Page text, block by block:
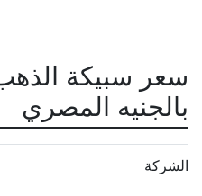
بالجنيه المصري
الشركة